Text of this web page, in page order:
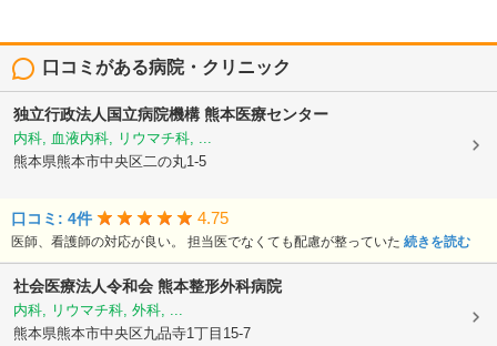
口コミがある病院・クリニック
独立行政法人国立病院機構熊本医療センター
内科, 血液内科, リウマチ科, ...
熊本県熊本市中央区二の丸1-5
口コミ: 4件 4.75
医師、看護師の対応が良い。 担当医でなくても配慮が整っていた 続きを読む
社会医療法人令和会 熊本整形外科病院
内科, リウマチ科, 外科, ...
熊本県熊本市中央区九品寺1丁目15-7